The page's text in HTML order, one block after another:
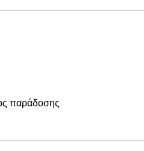
παράδοσης